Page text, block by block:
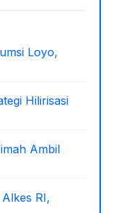
Loyo,
Hilirisasi
Ambil
RI,